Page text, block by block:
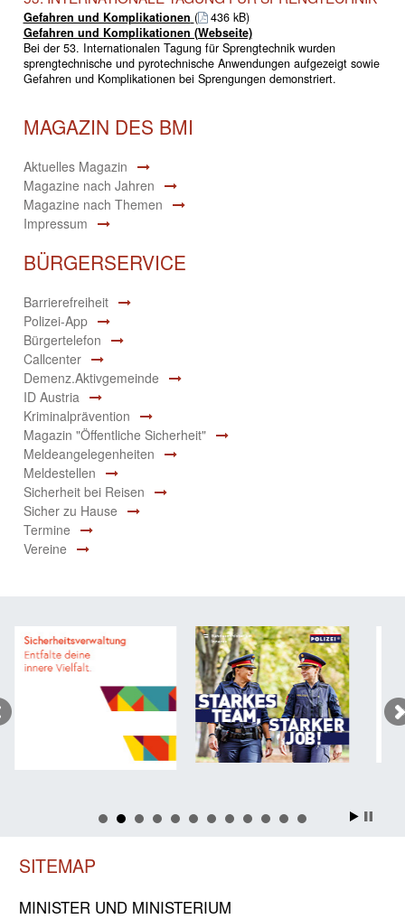
Gefahren und Komplikationen (
436 kB)
Gefahren und Komplikationen (Webseite)
Bei der 53. Internationalen Tagung für Sprengtechnik wurden
sprengtechnische und pyrotechnische Anwendungen aufgezeigt sowie
Gefahren und Komplikationen bei Sprengungen demonstriert.
MAGAZIN DES BMI
Aktuelles Magazin
Magazine nach Jahren
Magazine nach Themen
Impressum
BÜRGERSERVICE
Barrierefreiheit
Polizei-App
Bürgertelefon
Callcenter
Demenz.Aktivgemeinde
ID Austria
Kriminalprävention
Magazin "Öffentliche Sicherheit"
Meldeangelegenheiten
Meldestellen
Sicherheit bei Reisen
Sicher zu Hause
Termine
Vereine
SITEMAP
MINISTER UND MINIST­ERIUM